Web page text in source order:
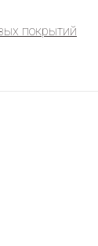
покрытий